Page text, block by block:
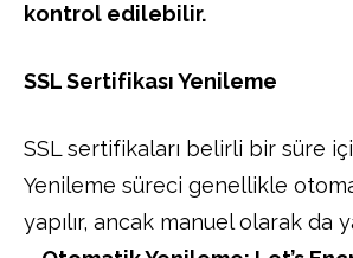
kontrol edilebilir.
SSL Sertifikası Yenileme
SSL sertifikaları belirli bir süre
Yenileme süreci genellikle
yapılır, ancak manuel olarak da